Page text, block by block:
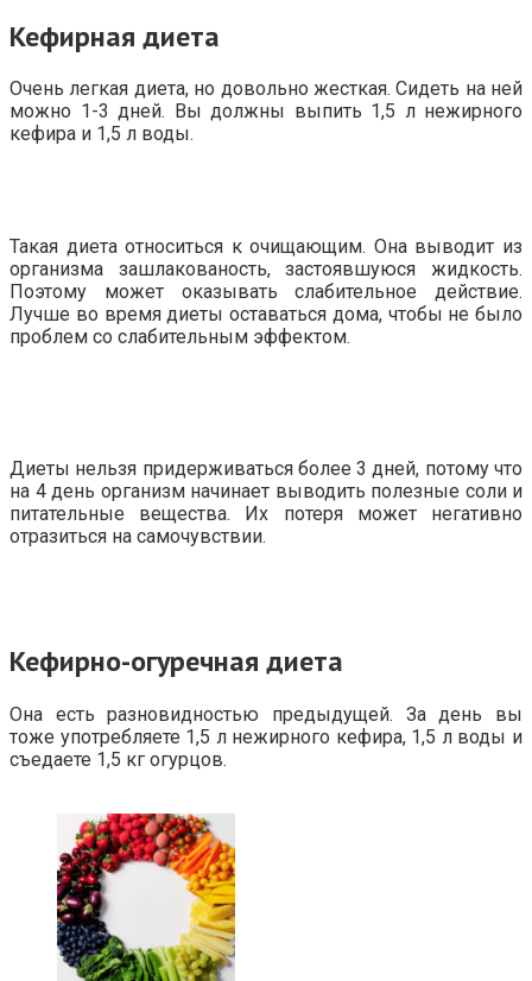
Кефирная диета
Очень легкая диета, но довольно жесткая. Сидеть на ней
можно 1-3 дней. Вы должны выпить 1,5 л нежирного
кефира и 1,5 л воды.
Такая диета относиться к очищающим. Она выводит из
организма зашлакованость, застоявшуюся жидкость.
Поэтому может оказывать слабительное действие.
Лучше во время диеты оставаться дома, чтобы не было
проблем со слабительным эффектом.
Диеты нельзя придерживаться более 3 дней, потому что
на 4 день организм начинает выводить полезные соли и
питательные вещества. Их потеря может негативно
отразиться на самочувствии.
Кефирно-огуречная диета
Она есть разновидностью предыдущей. За день вы
тоже употребляете 1,5 л нежирного кефира, 1,5 л воды и
съедаете 1,5 кг огурцов.